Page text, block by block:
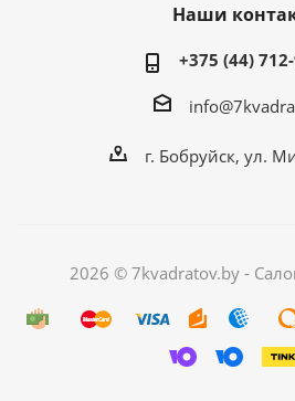
Наши
+375 (44)
г. Бобруйск, ул.
2026 © 7kvadratov.by -